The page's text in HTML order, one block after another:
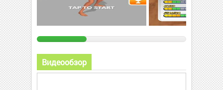
Видеообзор